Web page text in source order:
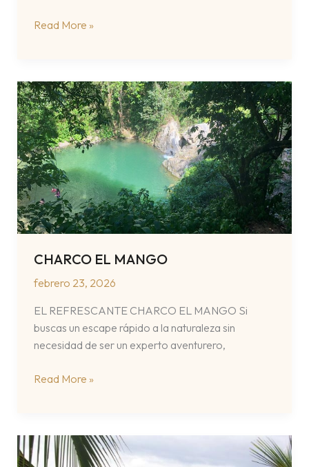
centro
Read More »
CHARCO EL MANGO
febrero 23, 2026
EL REFRESCANTE CHARCO EL MANGO Si
buscas un escape rápido a la naturaleza sin
necesidad de ser un experto aventurero,
CHARCO
Read More »